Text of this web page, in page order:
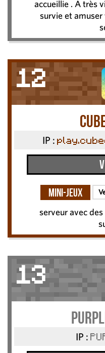
accueillie . A très
survie et amuser
12
IP :
Mini-Jeux
serveur avec
13
IP :